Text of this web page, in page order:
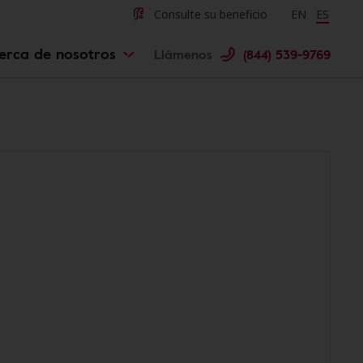
Consulte su beneficio Change
EN ES
de nosotros Llámenos (844) 539-9769